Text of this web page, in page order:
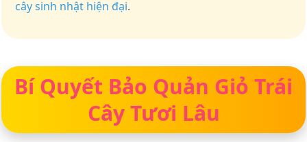
cây sinh nhật hiện đại.
Bí Quyết Bảo Quản Giỏ Trái
Cây Tươi Lâu